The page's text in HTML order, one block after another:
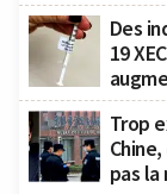
Des
19
Trop
pas la